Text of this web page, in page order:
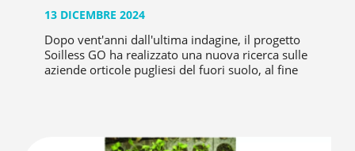
13 DICEMBRE 2024
Dopo vent'anni dall'ultima indagine, il progetto
Soilless GO ha realizzato una nuova ricerca sulle
aziende orticole pugliesi del fuori suolo, al fine